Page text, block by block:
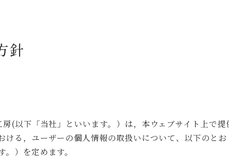
針
(以下「当社」といいます。）は，本ウェブサイト上で
ける，ユーザーの個人情報の取扱いについて、以下のと
。）を定めます。